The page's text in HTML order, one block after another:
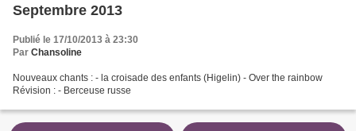
Septembre 2013
Publié le 17/10/2013 à 23:30
Par Chansoline
Nouveaux chants : - la croisade des enfants (Higelin) - Over the rainbow
Révision : - Berceuse russe